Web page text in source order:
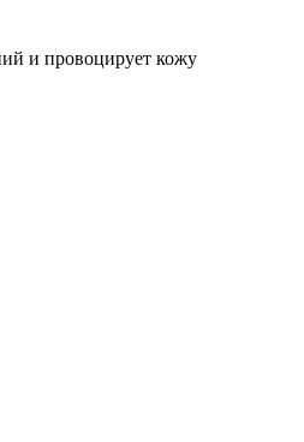
и провоцирует кожу